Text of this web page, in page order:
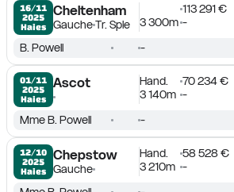
16/11
2025
Haies
Cheltenham
GaucheTr. Sple
113 291 €
3 300m -
B. Powell -
01/11
2025
Haies
Ascot Hand.
70 234 €
3 140m -
Mme B. Powell -
12/10
2025
Haies
Chepstow
Gauche
Hand.
58 528 €
3 210m -